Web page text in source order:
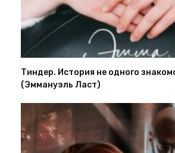
Тиндер. История не одного
(Эммануэль Ласт)